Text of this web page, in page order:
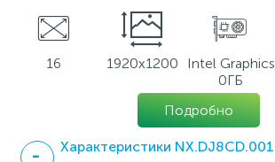
16 1920x1200
Intel Graphics
0ГБ
Подробно
Характеристики NX.DJ8CD.001